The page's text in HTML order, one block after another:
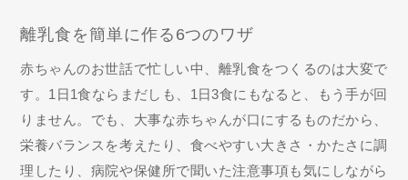
離乳食を簡単に作る6つのワザ
赤ちゃんのお世話で忙しい中、離乳食をつくるのは大変で
す。1日1食ならまだしも、1日3食にもなると、もう手が回
りません。でも、大事な赤ちゃんが口にするものだから、
栄養バランスを考えたり、食べやすい大きさ・かたさに調
理したり、病院や保健所で聞いた注意事項も気にしながら